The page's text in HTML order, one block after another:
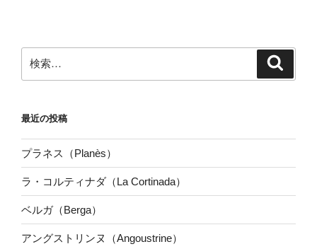
索:
最近の投稿
プラネス（Planès）
ラ・コルティナダ（La Cortinada）
ベルガ（Berga）
アングストリンヌ（Angoustrine）